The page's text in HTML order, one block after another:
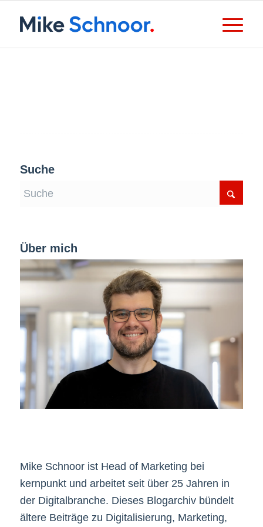
Suche
Über mich
Mike Schnoor ist Head of Marketing bei
kernpunkt und arbeitet seit über 25 Jahren in
der Digitalbranche. Dieses Blogarchiv bündelt
ältere Beiträge zu Digitalisierung, Marketing,